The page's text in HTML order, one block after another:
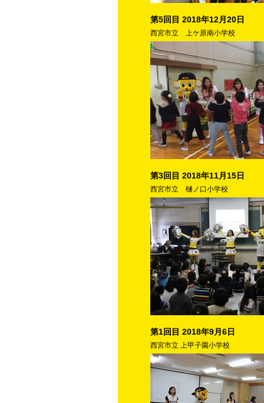
第5回目 2018年12月20日
西宮市立 上ケ原南小学校
第3回目 2018年11月15日
西宮市立 樋ノ口小学校
第1回目 2018年9月6日
西宮市立 上甲子園小学校